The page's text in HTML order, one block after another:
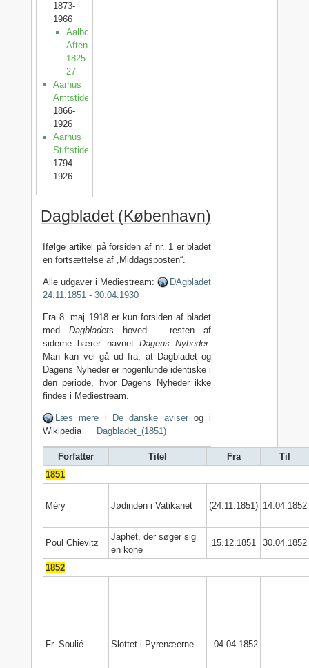
1873-
1966
Aalborg
Aftenblad
1825-
27
Aarhus
Amtstidende
1866-
1926
Aarhus
Stiftstidende
1794-
1926
Dagbladet (København)
Ifølge artikel på forsiden af nr. 1 er bladet
en fortsættelse af „Middagsposten“.
Alle udgaver i Mediestream:
DAgbladet
24.11.1851 - 30.04.1930
Fra 8. maj 1918 er kun forsiden af bladet
medDagbladets hoved – resten af
siderne bærer navnetDagens Nyheder.
Man kan vel gå ud fra, at Dagbladet og
Dagens Nyheder er nogenlunde identiske i
den periode, hvor Dagens Nyheder ikke
findes i Mediestream.
Læs mere i De danske aviserog i
Wikipedia
Dagbladet_(1851)
Forfatter Titel Fra
Til
1851
Méry Jødinden i Vatikanet (24.11.1851) 14.04.1852
Poul Chievitz
Japhet, der søger sig
en kone
15.12.1851 30.04.1852
1852
Fr. Soulié Slottet i Pyrenæerne 04.04.1852 -